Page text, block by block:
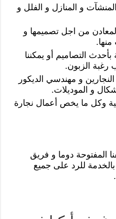
و المنازل و الفلل و
من اجل تصميمها و
التصاميم أو يمكننا
رغبة الزبون.
و مهندسي الديكور
و الموديلات.
وكل ما يخص أعمال نجارة
المفتوحة دوما و فريق
للرد على جميع